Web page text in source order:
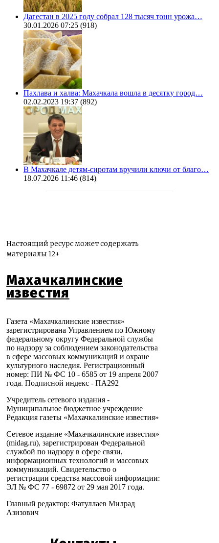
Дагестан в 2025 году собрал 128 тысяч тонн урожа…
30.01.2026 07:25 (918)
Пахлава и халва: Махачкала вошла в десятку город…
02.02.2023 19:37 (892)
В Махачкале детям-сиротам вручили ключи от благо…
18.07.2026 11:46 (814)
Настоящий ресурс может содержать
материалы 12+
Махачкалинские
известия
Газета «Махачкалинские известия»
зарегистрирована Управлением по Южному
федеральному округу Федеральной службы
по надзору за соблюдением законодательства
в сфере массовых коммуникаций и охране
культурного наследия. Регистрационный
номер: ПИ № ФС 10 - 6585 от 19 апреля 2007
года. Подписной индекс - ПА292
Учредитель сетевого издания -
Муниципальное бюджетное учреждение
Редакция газеты «Махачкалинские известия»
Сетевое издание «Махачкалинские известия»
(midag.ru), зарегистрирован Федеральной
службой по надзору в сфере связи,
информационных технологий и массовых
коммуникаций. Свидетельство о
регистрации средства массовой информации:
ЭЛ № ФС 77 - 69872 от 29 мая 2017 года.
Главный редактор: Фатуллаев Милрад
Азизович